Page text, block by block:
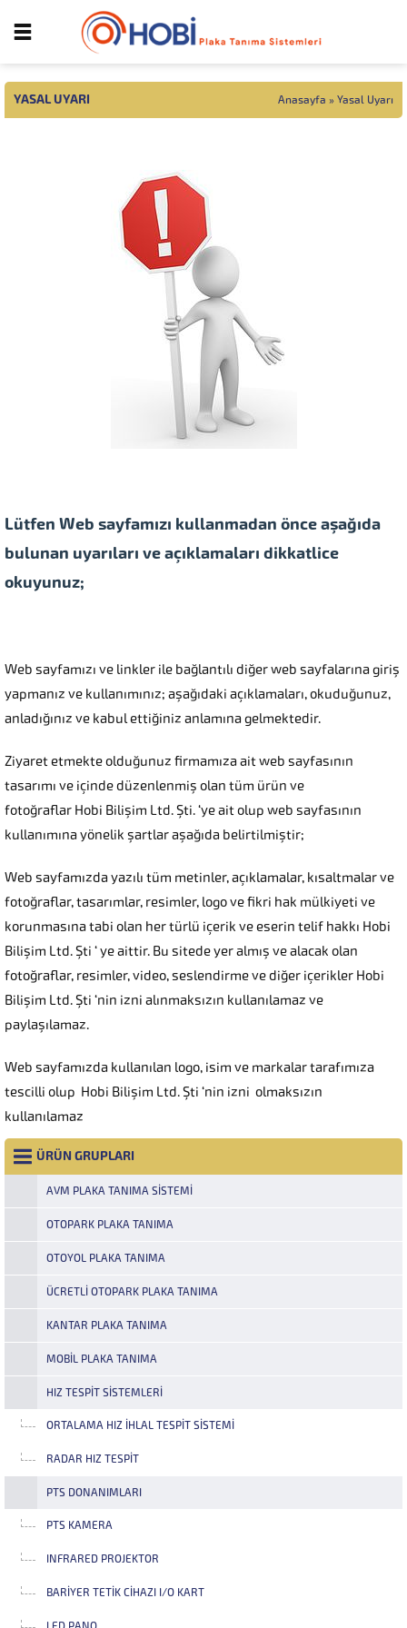
YASAL UYARI Anasayfa » Yasal Uyarı
Lütfen Web sayfamızı kullanmadan önce aşağıda
bulunan uyarıları ve açıklamaları dikkatlice
okuyunuz;
Web sayfamızı ve linkler ile bağlantılı diğer web sayfalarına giriş
yapmanız ve kullanımınız; aşağıdaki açıklamaları, okuduğunuz,
anladığınız ve kabul ettiğiniz anlamına gelmektedir.
Ziyaret etmekte olduğunuz firmamıza ait web sayfasının
tasarımı ve içinde düzenlenmiş olan tüm ürün ve
fotoğraflar Hobi Bilişim Ltd. Şti. ‘ye ait olup web sayfasının
kullanımına yönelik şartlar aşağıda belirtilmiştir;
Web sayfamızda yazılı tüm metinler, açıklamalar, kısaltmalar ve
fotoğraflar, tasarımlar, resimler, logo ve fikri hak mülkiyeti ve
korunmasına tabi olan her türlü içerik ve eserin telif hakkı Hobi
Bilişim Ltd. Şti ‘ ye aittir. Bu sitede yer almış ve alacak olan
fotoğraflar, resimler, video, seslendirme ve diğer içerikler Hobi
Bilişim Ltd. Şti ‘nin izni alınmaksızın kullanılamaz ve
paylaşılamaz.
Web sayfamızda kullanılan logo, isim ve markalar tarafımıza
tescilli olup Hobi Bilişim Ltd. Şti ‘nin izni olmaksızın
kullanılamaz
ÜRÜN GRUPLARI
AVM PLAKA TANIMA SISTEMI
OTOPARK PLAKA TANIMA
OTOYOL PLAKA TANIMA
ÜCRETLI OTOPARK PLAKA TANIMA
KANTAR PLAKA TANIMA
MOBIL PLAKA TANIMA
HIZ TESPIT SISTEMLERI
ORTALAMA HIZ İHLAL TESPIT SISTEMI
RADAR HIZ TESPIT
PTS DONANIMLARI
PTS KAMERA
INFRARED PROJEKTOR
BARIYER TETIK CIHAZI I/O KART